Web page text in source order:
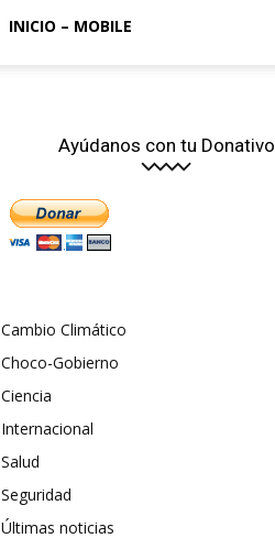
INICIO – MOBILE
Ayúdanos con tu Donativo
Cambio Climático
Choco-Gobierno
Ciencia
Internacional
Salud
Seguridad
Últimas noticias